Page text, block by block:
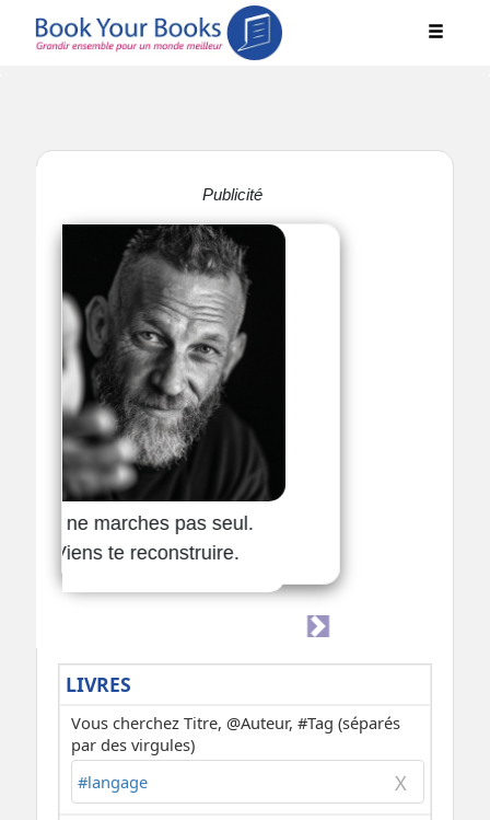
LIVRES
Vous cherchez Titre, @Auteur, #Tag (séparés
par des virgules)